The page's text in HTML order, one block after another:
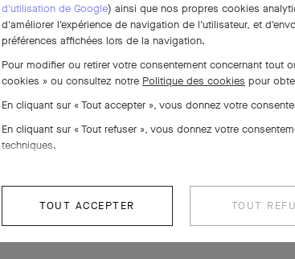
d'utilisation de Google) ainsi que nos propres cookies
d'améliorer l'expérience de navigation de l'utilisateur, et
préférences affichées lors de la navigation.
Pour modifier ou retirer votre consentement concernant tout
cookies » ou consultez notre Politique des cookies pour
En cliquant sur « Tout accepter », vous donnez votre
En cliquant sur « Tout refuser », vous donnez votre
techniques.
TOUT ACCEPTER TOUT